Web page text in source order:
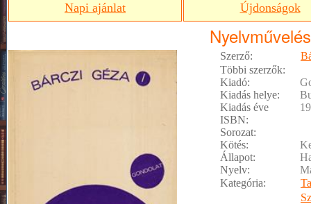
Napi ajánlat Újdonságok
Szerző:
Többi szerzők:
Kiadó:
Kiadás helye:
Kiadás éve
ISBN:
Sorozat:
Kötés:
Állapot:
Nyelv:
Kategória: